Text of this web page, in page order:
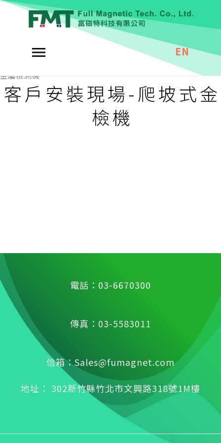
EN
[金檢機] 客戶安
裝現場
金屬檢測機
客 戶 安 裝 現 場 - 爬 坡 式 金
檢 機
電話：03-6670300
傳真：03-5583011
信箱：Sales@fumagnet.com
地址： 302新竹縣竹北市文興路318號1M樓